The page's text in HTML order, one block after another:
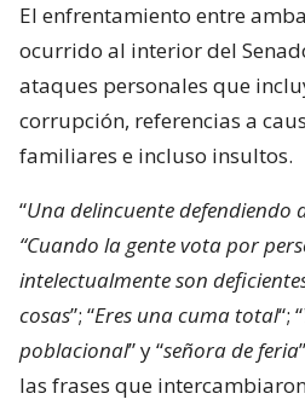
El enfrentamiento entre
ocurrido al interior del
ataques personales que
corrupción, referencias a
familiares e incluso insultos.
“Una delincuente defendiendo
“Cuando la gente vota por
intelectualmente son
cosas”; “Eres una cuma total“; “
poblacional” y “señora de feria
las frases que